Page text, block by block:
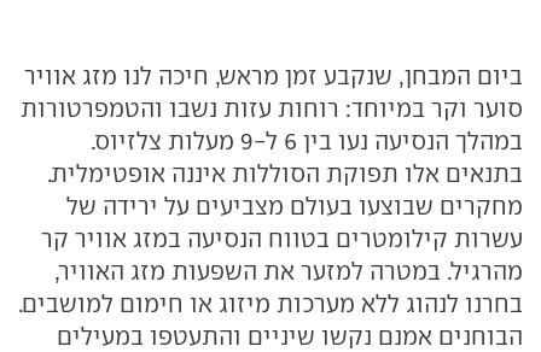
ביום המבחן, שנקבע זמן מראש, חיכה לנו מזג אוויר
סוער וקר במיוחד: רוחות עזות נשבו והטמפרטורות
במהלך הנסיעה נעו בין 6 ל-9 מעלות צלזיוס.
בתנאים אלו תפוקת הסוללות איננה אופטימלית.
מחקרים שבוצעו בעולם מצביעים על ירידה של
עשרות קילומטרים בטווח הנסיעה במזג אוויר קר
מהרגיל. במטרה למזער את השפעות מזג האוויר,
בחרנו לנהוג ללא מערכות מיזוג או חימום למושבים.
הבוחנים אמנם נקשו שיניים והתעטפו במעילים